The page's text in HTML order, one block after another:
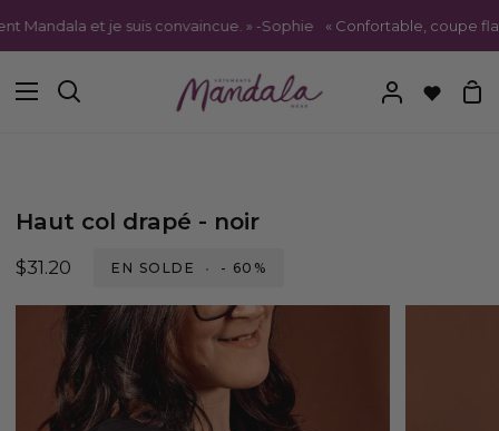
et je suis convaincue. » -Sophie « Confortable, coupe
Recherche
Mon
Haut col drapé - noir
$31.20 EN SOLDE • - 60%